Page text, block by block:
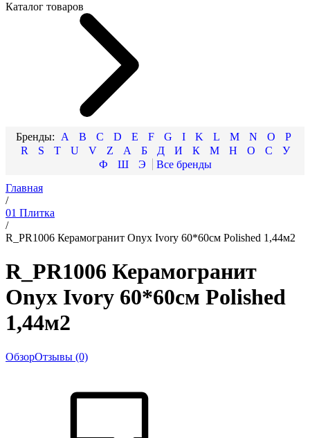
Каталог товаров
A B C D E F G I K L M N O
P
R
S T U V Z А Б Д И К М Н О С
У
Ф
Ш
Э
Главная
/
01 Плитка
/
R_PR1006 Керамогранит Onyx Ivory 60*60см Polished 1,44м2
R_PR1006 Керамогранит
Onyx Ivory 60*60см Polished
1,44м2
ОбзорОтзывы (0)